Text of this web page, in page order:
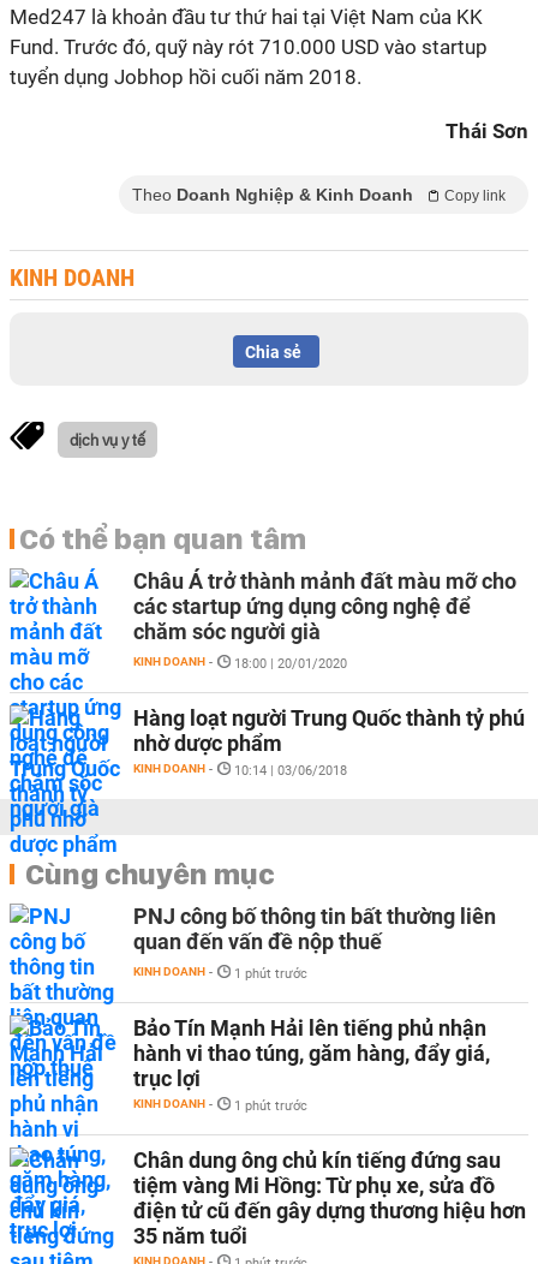
Med247 là khoản đầu tư thứ hai tại Việt Nam của KK
Fund. Trước đó, quỹ này rót 710.000 USD vào startup
tuyển dụng Jobhop hồi cuối năm 2018.
Thái Sơn
Theo Doanh Nghiệp & Kinh Doanh Copy link
KINH DOANH
Chia sẻ
dịch vụ y tế
Có thể bạn quan tâm
Châu Á trở thành mảnh đất màu mỡ cho
các startup ứng dụng công nghệ để
chăm sóc người già
KINH DOANH - 18:00 | 20/01/2020
Hàng loạt người Trung Quốc thành tỷ phú
nhờ dược phẩm
KINH DOANH - 10:14 | 03/06/2018
Cùng chuyên mục
PNJ công bố thông tin bất thường liên
quan đến vấn đề nộp thuế
KINH DOANH - 1 phút trước
Bảo Tín Mạnh Hải lên tiếng phủ nhận
hành vi thao túng, găm hàng, đẩy giá,
trục lợi
KINH DOANH - 1 phút trước
Chân dung ông chủ kín tiếng đứng sau
tiệm vàng Mi Hồng: Từ phụ xe, sửa đồ
điện tử cũ đến gây dựng thương hiệu hơn
35 năm tuổi
KINH DOANH